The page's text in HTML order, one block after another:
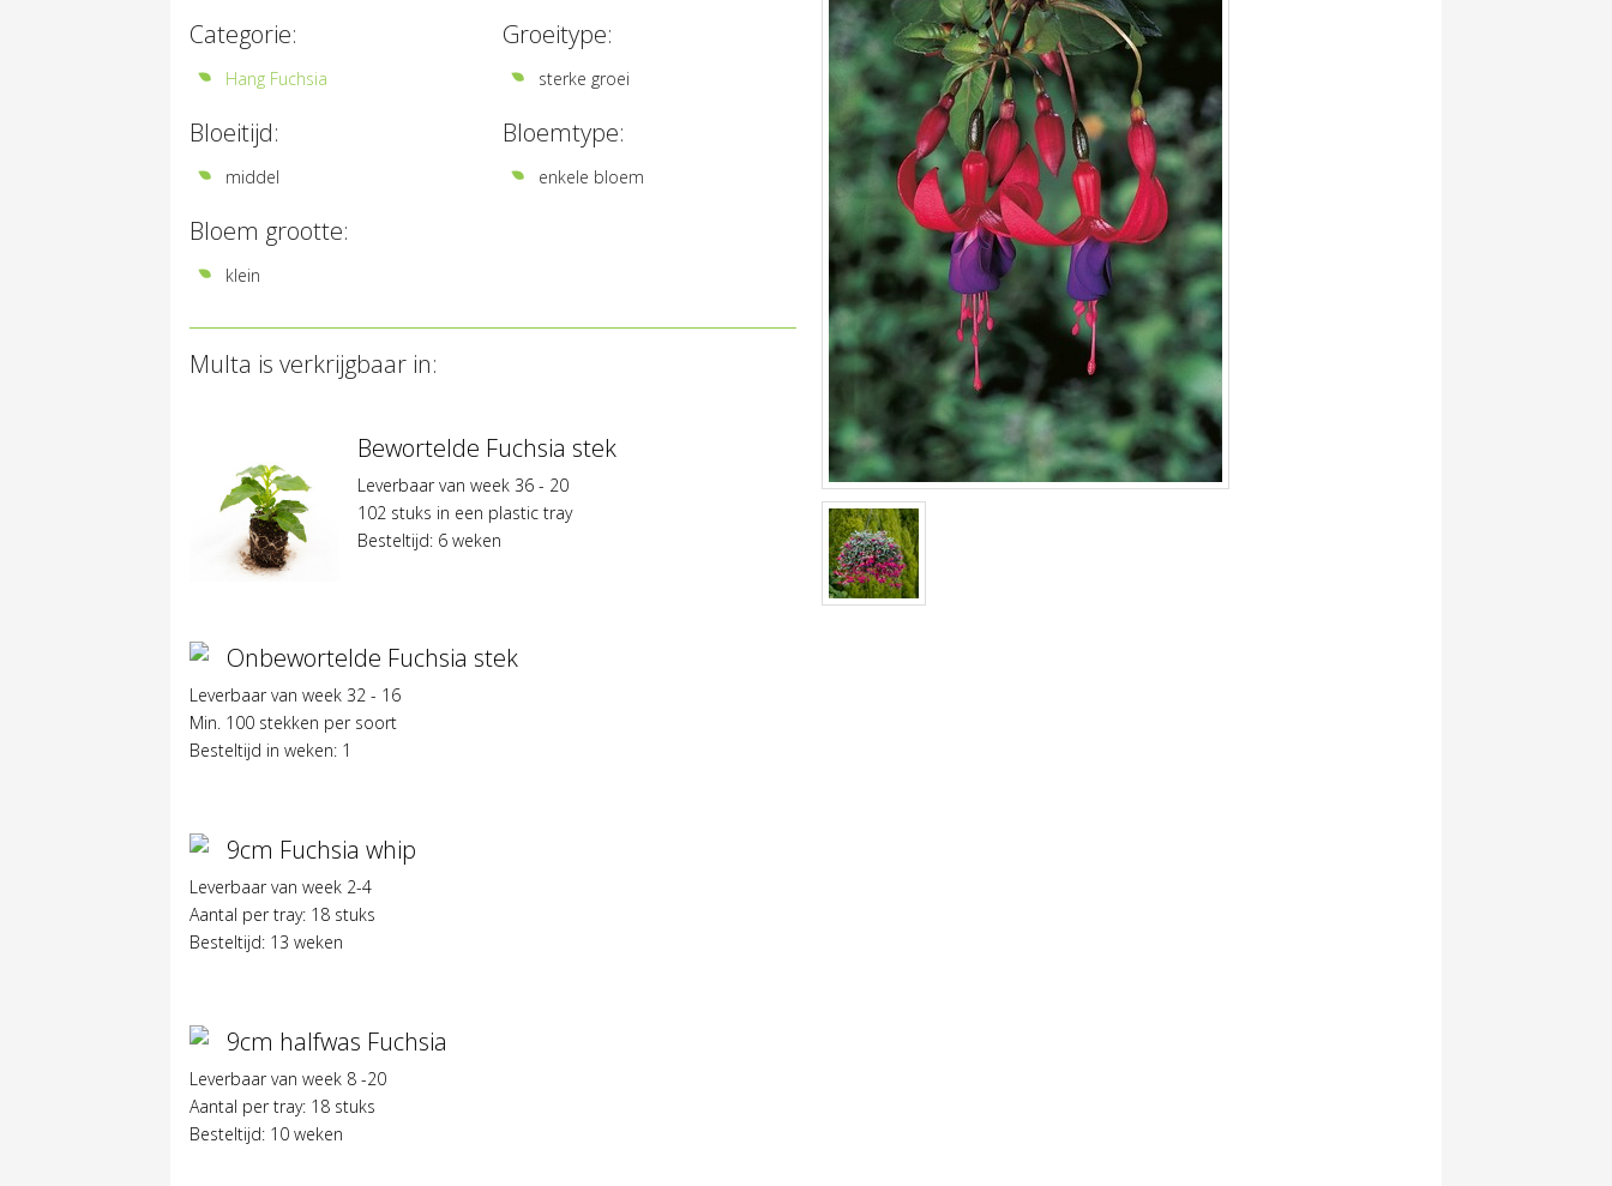
Categorie:
Hang Fuchsia
Bloeitijd:
middel
Bloem grootte:
klein
Groeitype:
sterke groei
Bloemtype:
enkele bloem
Multa is verkrijgbaar in:
Bewortelde Fuchsia stek
Leverbaar van week 36 - 20
102 stuks in een plastic tray
Besteltijd: 6 weken
Onbewortelde Fuchsia stek
Leverbaar van week 32 - 16
Min. 100 stekken per soort
Besteltijd in weken: 1
9cm Fuchsia whip
Leverbaar van week 2-4
Aantal per tray: 18 stuks
Besteltijd: 13 weken
9cm halfwas Fuchsia
Leverbaar van week 8 -20
Aantal per tray: 18 stuks
Besteltijd: 10 weken